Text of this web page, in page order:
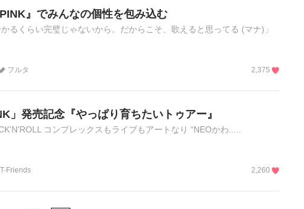
』でみんなの個性を包み込む
るくらい完璧じゃないから。だからこそ、歌えると思ってる (マナ)」
フルタ 2,375
」発売記念『やっぱり育ちたいトゥアー』
コンプレックスもライブもアートなり “NEOかわ.....
T-Friends 2,260